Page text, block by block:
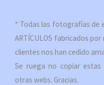
* Todas las fotografías de
ARTÍCULOS fabricados
clientes nos han cedido
Se ruega no copiar
otras webs. Gracias.